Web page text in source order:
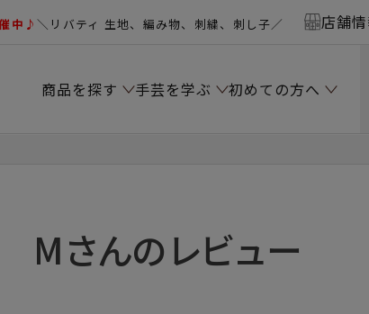
中♪＼リバティ 生地、編み物、刺繍、刺し子／ 店舗
商品を探す 手芸を学ぶ 初めての方へ
Mさんのレビュー